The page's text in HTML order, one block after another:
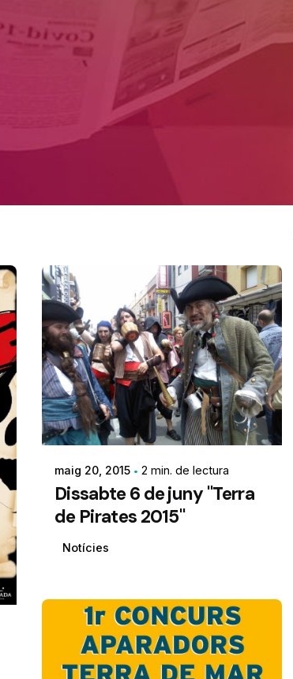
maig 20, 2015 2 min. de lectura
Dissabte 6 de juny "Terra
de Pirates 2015"
Notícies